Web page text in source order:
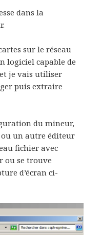
dans la
sur le réseau
logiciel capable de
je vais utiliser
puis extraire
du mineur,
ou un autre éditeur
fichier avec
ou se trouve
d’écran ci-